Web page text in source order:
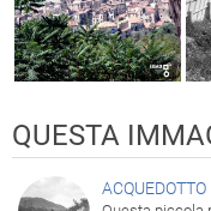
QUESTA
ACQUEDOTTO